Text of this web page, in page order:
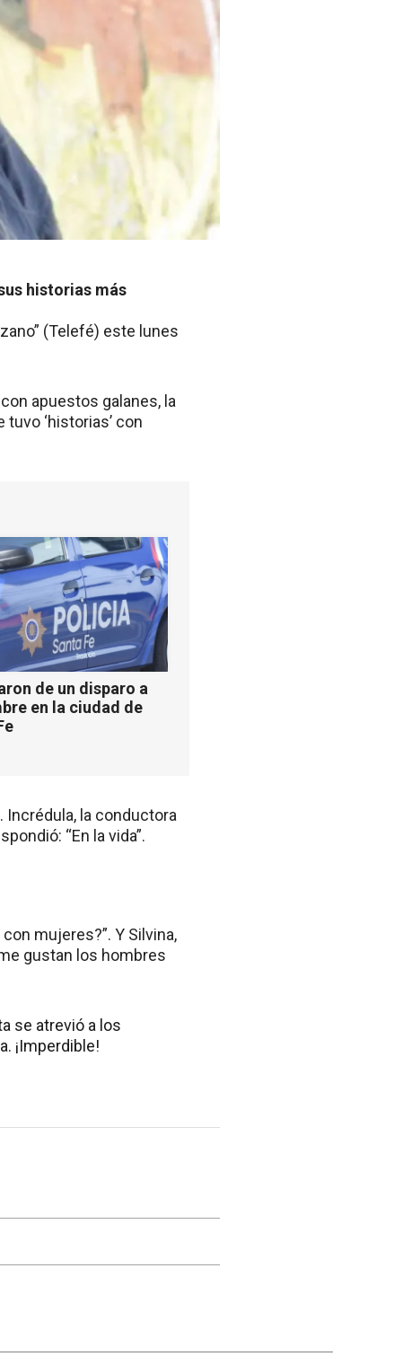
historias más
(Telefé) este lunes
apuestos galanes, la
‘historias’ con
de un disparo a
en la ciudad de
Incrédula, la conductora
“En la vida”.
mujeres?”. Y Silvina,
gustan los hombres
se atrevió a los
¡Imperdible!